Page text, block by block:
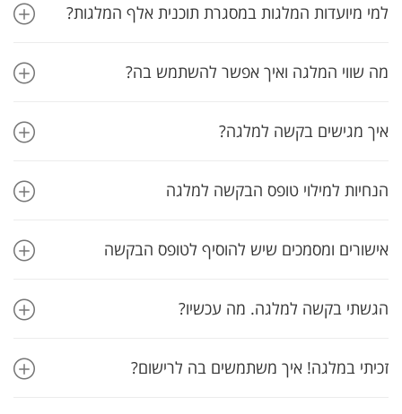
למי מיועדות המלגות במסגרת תוכנית אלף המלגות?
מה שווי המלגה ואיך אפשר להשתמש בה?
איך מגישים בקשה למלגה?
הנחיות למילוי טופס הבקשה למלגה
אישורים ומסמכים שיש להוסיף לטופס הבקשה
הגשתי בקשה למלגה. מה עכשיו?
זכיתי במלגה! איך משתמשים בה לרישום?